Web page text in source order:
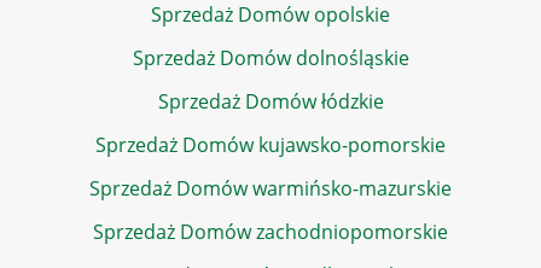
Sprzedaż Domów opolskie
Sprzedaż Domów dolnośląskie
Sprzedaż Domów łódzkie
Sprzedaż Domów kujawsko-pomorskie
Sprzedaż Domów warmińsko-mazurskie
Sprzedaż Domów zachodniopomorskie